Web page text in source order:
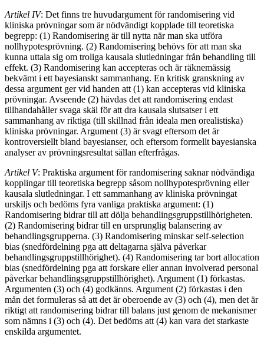
Artikel IV: Det finns tre huvudargument för randomisering vid
kliniska prövningar som är nödvändigt kopplade till teoretiska
begrepp: (1) Randomisering är till nytta när man ska utföra
nollhypotesprövning. (2) Randomisering behövs för att man ska
kunna uttala sig om troliga kausala slutledningar från behandling till
effekt. (3) Randomisering kan accepteras och är räknemässig
bekvämt i ett bayesianskt sammanhang. En kritisk granskning av
dessa argument ger vid handen att (1) kan accepteras vid kliniska
prövningar. Avseende (2) hävdas det att randomisering endast
tillhandahåller svaga skäl för att dra kausala slutsatser i ett
sammanhang av riktiga (till skillnad från ideala men orealistiska)
kliniska prövningar. Argument (3) är svagt eftersom det är
kontroversiellt bland bayesianser, och eftersom formellt bayesianska
analyser av prövningsresultat sällan efterfrågas.
Artikel V: Praktiska argument för randomisering saknar nödvändiga
kopplingar till teoretiska begrepp såsom nollhypotesprövning eller
kausala slutledningar. I ett sammanhang av kliniska prövningat
urskiljs och bedöms fyra vanliga praktiska argument: (1)
Randomisering bidrar till att dölja behandlingsgruppstillhörigheten.
(2) Randomisering bidrar till en ursprunglig balansering av
behandlingsgrupperna. (3) Randomisering minskar self-selection
bias (snedfördelning pga att deltagarna själva påverkar
behandlingsgruppstillhörighet). (4) Randomisering tar bort allocation
bias (snedfördelning pga att forskare eller annan involverad personal
påverkar behandlingsgruppstillhörighet). Argument (1) förkastas.
Argumenten (3) och (4) godkänns. Argument (2) förkastas i den
mån det formuleras så att det är oberoende av (3) och (4), men det är
riktigt att randomisering bidrar till balans just genom de mekanismer
som nämns i (3) och (4). Det bedöms att (4) kan vara det starkaste
enskilda argumentet.